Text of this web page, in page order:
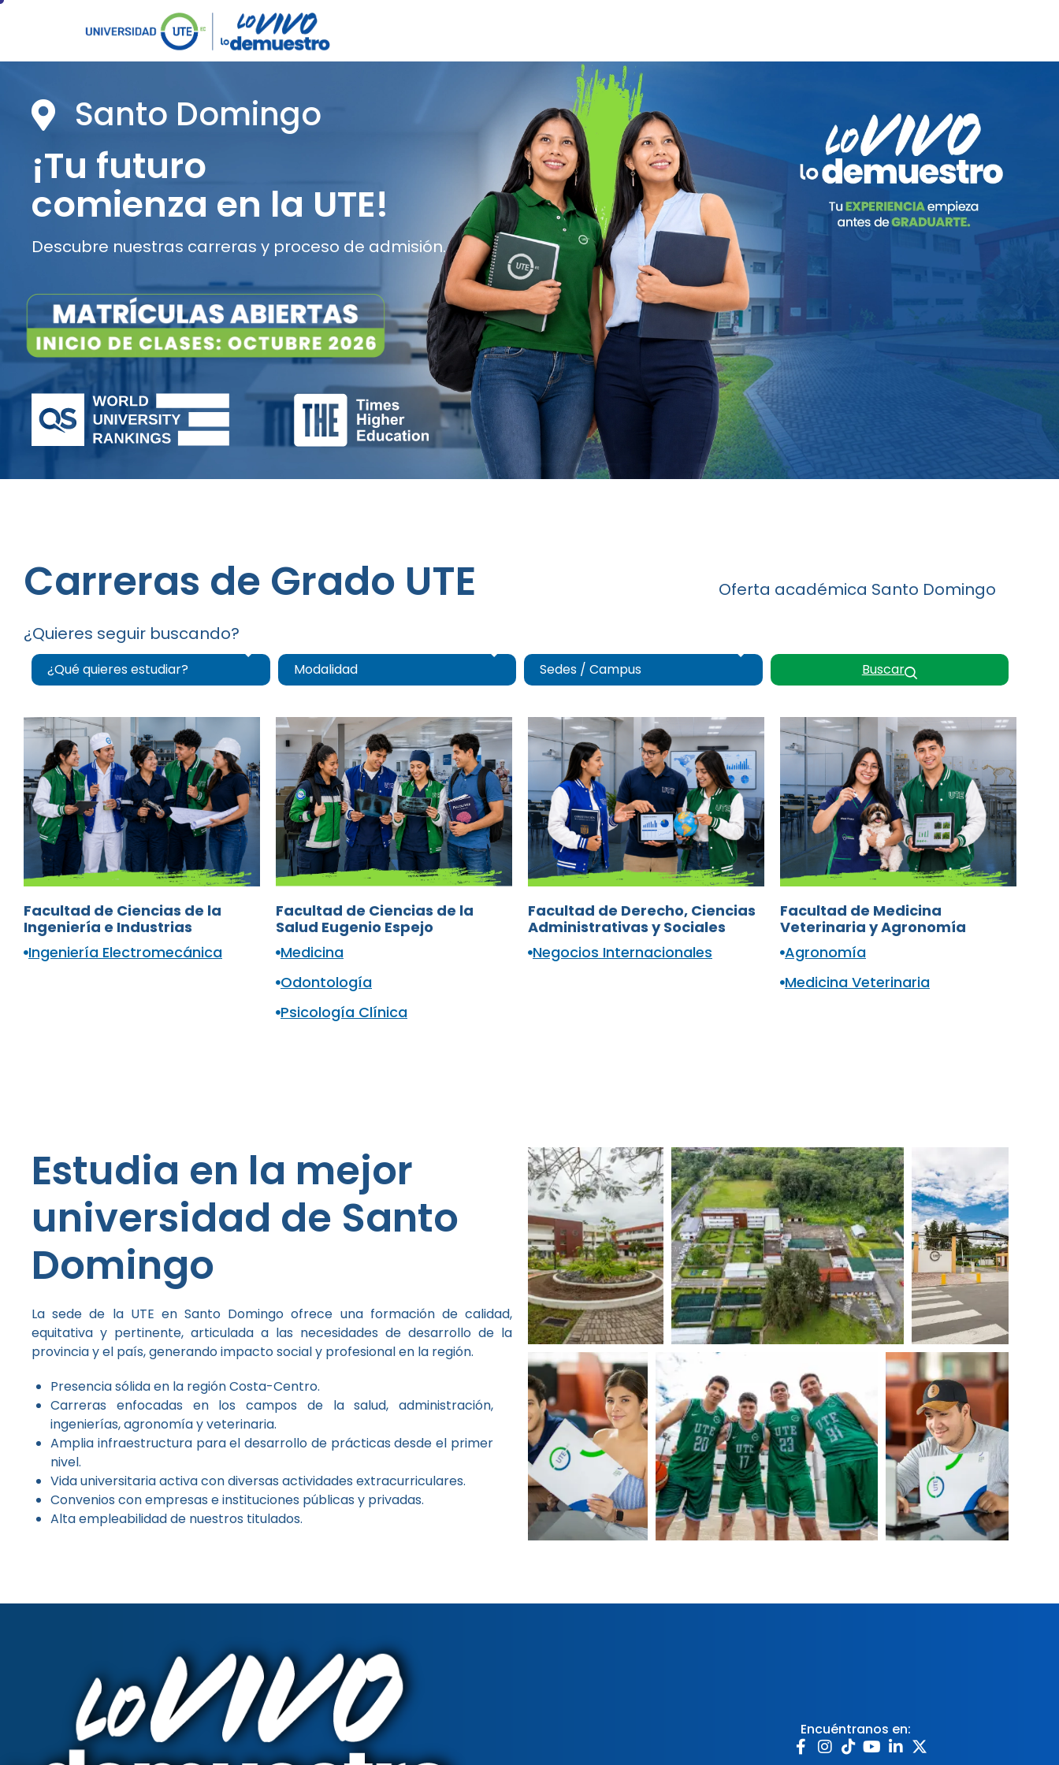
Santo Domingo
¡Tu futuro
comienza en la UTE!
Descubre nuestras carreras y proceso de admisión.
Carreras de Grado UTE
Oferta académica Santo Domingo
¿Quieres seguir buscando?
Buscar
Facultad de Ciencias de la
Ingeniería e Industrias
Ingeniería Electromecánica
Facultad de Ciencias de la
Salud Eugenio Espejo
Medicina
Odontología
Psicología Clínica
Facultad de Derecho, Ciencias
Administrativas y Sociales
Negocios Internacionales
Facultad de Medicina
Veterinaria y Agronomía
Agronomía
Medicina Veterinaria
Estudia en la mejor
universidad de Santo
Domingo
La sede de la UTE en Santo Domingo ofrece una formación de calidad,
equitativa y pertinente, articulada a las necesidades de desarrollo de la
provincia y el país, generando impacto social y profesional en la región.
Presencia sólida en la región Costa-Centro.
Carreras enfocadas en los campos de la salud, administración,
ingenierías, agronomía y veterinaria.
Amplia infraestructura para el desarrollo de prácticas desde el primer
nivel.
Vida universitaria activa con diversas actividades extracurriculares.
Convenios con empresas e instituciones públicas y privadas.
Alta empleabilidad de nuestros titulados.
Encuéntranos en: